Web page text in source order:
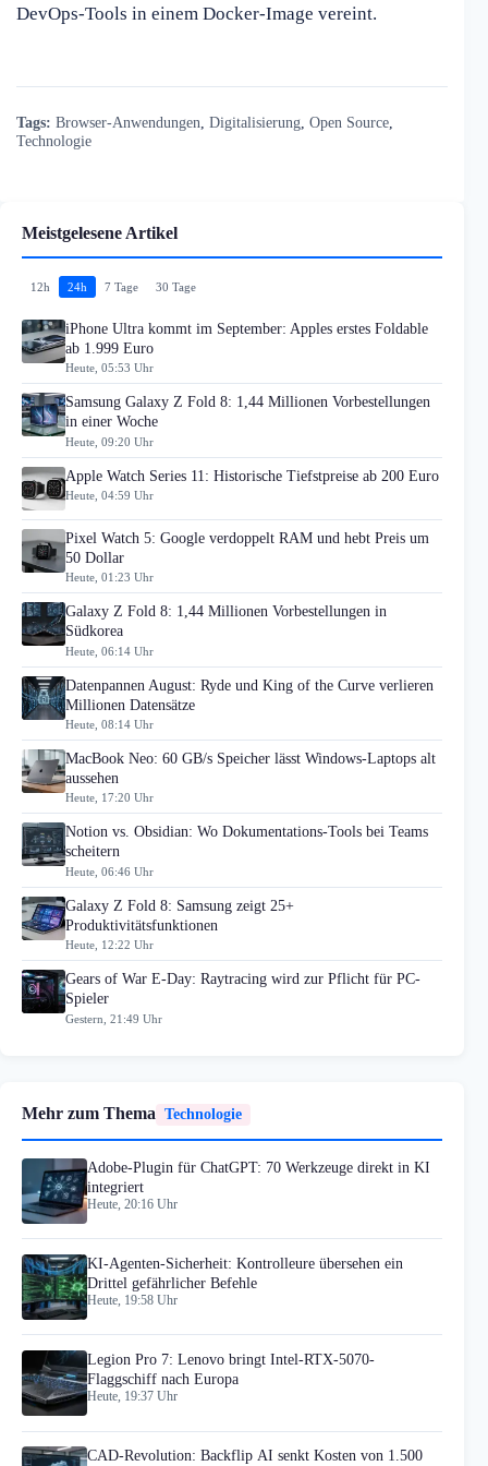
DevOps-Tools in einem Docker-Image vereint.
Tags: Browser-Anwendungen Digitalisierung Open Source
Technologie
Meistgelesene Artikel
12h 24h 7 Tage 30 Tage
iPhone Ultra kommt im September: Apples erstes Foldable
ab 1.999 Euro
Heute, 05:53 Uhr
Samsung Galaxy Z Fold 8: 1,44 Millionen Vorbestellungen
in einer Woche
Heute, 09:20 Uhr
Apple Watch Series 11: Historische Tiefstpreise ab 200 Euro
Heute, 04:59 Uhr
Pixel Watch 5: Google verdoppelt RAM und hebt Preis um
50 Dollar
Heute, 01:23 Uhr
Galaxy Z Fold 8: 1,44 Millionen Vorbestellungen in
Südkorea
Heute, 06:14 Uhr
Datenpannen August: Ryde und King of the Curve verlieren
Millionen Datensätze
Heute, 08:14 Uhr
MacBook Neo: 60 GB/s Speicher lässt Windows-Laptops alt
aussehen
Heute, 17:20 Uhr
Notion vs. Obsidian: Wo Dokumentations-Tools bei Teams
scheitern
Heute, 06:46 Uhr
Galaxy Z Fold 8: Samsung zeigt 25+
Produktivitätsfunktionen
Heute, 12:22 Uhr
Gears of War E-Day: Raytracing wird zur Pflicht für PC-
Spieler
Gestern, 21:49 Uhr
Mehr zum Thema Technologie
Adobe-Plugin für ChatGPT: 70 Werkzeuge direkt in KI
integriert
Heute, 20:16 Uhr
KI-Agenten-Sicherheit: Kontrolleure übersehen ein
Drittel gefährlicher Befehle
Heute, 19:58 Uhr
Legion Pro 7: Lenovo bringt Intel-RTX-5070-
Flaggschiff nach Europa
Heute, 19:37 Uhr
CAD-Revolution: Backflip AI senkt Kosten von 1.500